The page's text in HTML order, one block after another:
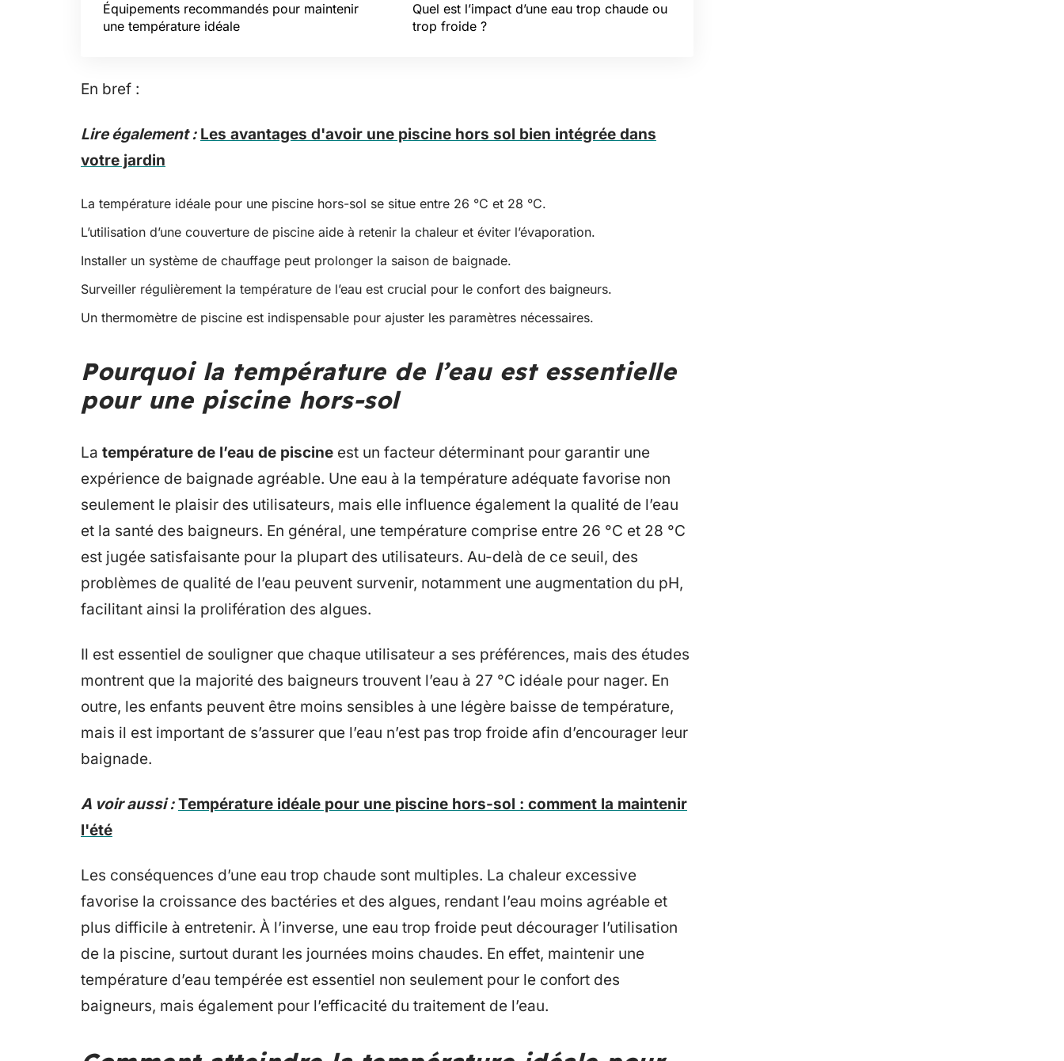
Équipements recommandés pour maintenir
une température idéale
Quel est l’impact d’une eau trop chaude ou
trop froide ?
En bref :
Lire également : Les avantages d'avoir une piscine hors sol bien intégrée dans
votre jardin
La température idéale pour une piscine hors-sol se situe entre 26 °C et 28 °C.
L’utilisation d’une couverture de piscine aide à retenir la chaleur et éviter l’évaporation.
Installer un système de chauffage peut prolonger la saison de baignade.
Surveiller régulièrement la température de l’eau est crucial pour le confort des baigneurs.
Un thermomètre de piscine est indispensable pour ajuster les paramètres nécessaires.
Pourquoi la température de l’eau est essentielle
pour une piscine hors-sol
La température de l’eau de piscine est un facteur déterminant pour garantir une
expérience de baignade agréable. Une eau à la température adéquate favorise non
seulement le plaisir des utilisateurs, mais elle influence également la qualité de l’eau
et la santé des baigneurs. En général, une température comprise entre 26 °C et 28 °C
est jugée satisfaisante pour la plupart des utilisateurs. Au-delà de ce seuil, des
problèmes de qualité de l’eau peuvent survenir, notamment une augmentation du pH,
facilitant ainsi la prolifération des algues.
Il est essentiel de souligner que chaque utilisateur a ses préférences, mais des études
montrent que la majorité des baigneurs trouvent l’eau à 27 °C idéale pour nager. En
outre, les enfants peuvent être moins sensibles à une légère baisse de température,
mais il est important de s’assurer que l’eau n’est pas trop froide afin d’encourager leur
baignade.
A voir aussi : Température idéale pour une piscine hors-sol : comment la maintenir
l'été
Les conséquences d’une eau trop chaude sont multiples. La chaleur excessive
favorise la croissance des bactéries et des algues, rendant l’eau moins agréable et
plus difficile à entretenir. À l’inverse, une eau trop froide peut décourager l’utilisation
de la piscine, surtout durant les journées moins chaudes. En effet, maintenir une
température d’eau tempérée est essentiel non seulement pour le confort des
baigneurs, mais également pour l’efficacité du traitement de l’eau.